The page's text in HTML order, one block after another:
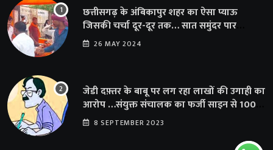
छत्तीसगढ़ के अंबिकापुर शहर का ऐसा प्याऊ
जिसकी चर्चा दूर-दूर तक… सात समुंदर पार
अमेरिका से भी पहुंचा सहयोग
26 MAY 2024
जेडी दफ़्तर के बाबू पर लग रहा लाखों की उगाही का
आरोप …संयुक्त संचालक का फर्जी साइन से 100
शिक्षकों क़ो थमाया संशोधन आदेश
8 SEPTEMBER 2023